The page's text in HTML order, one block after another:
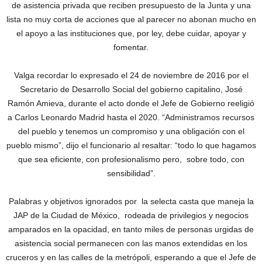
de asistencia privada que reciben presupuesto de la Junta y una
lista no muy corta de acciones que al parecer no abonan mucho en
el apoyo a las instituciones que, por ley, debe cuidar, apoyar y
fomentar.
Valga recordar lo expresado el 24 de noviembre de 2016 por el
Secretario de Desarrollo Social del gobierno capitalino, José
Ramón Amieva, durante el acto donde el Jefe de Gobierno reeligió
a Carlos Leonardo Madrid hasta el 2020. “Administramos recursos
del pueblo y tenemos un compromiso y una obligación con el
pueblo mismo”, dijo el funcionario al resaltar: “todo lo que hagamos
que sea eficiente, con profesionalismo pero, sobre todo, con
sensibilidad”.
Palabras y objetivos ignorados por la selecta casta que maneja la
JAP de la Ciudad de México, rodeada de privilegios y negocios
amparados en la opacidad, en tanto miles de personas urgidas de
asistencia social permanecen con las manos extendidas en los
cruceros y en las calles de la metrópoli, esperando a que el Jefe de